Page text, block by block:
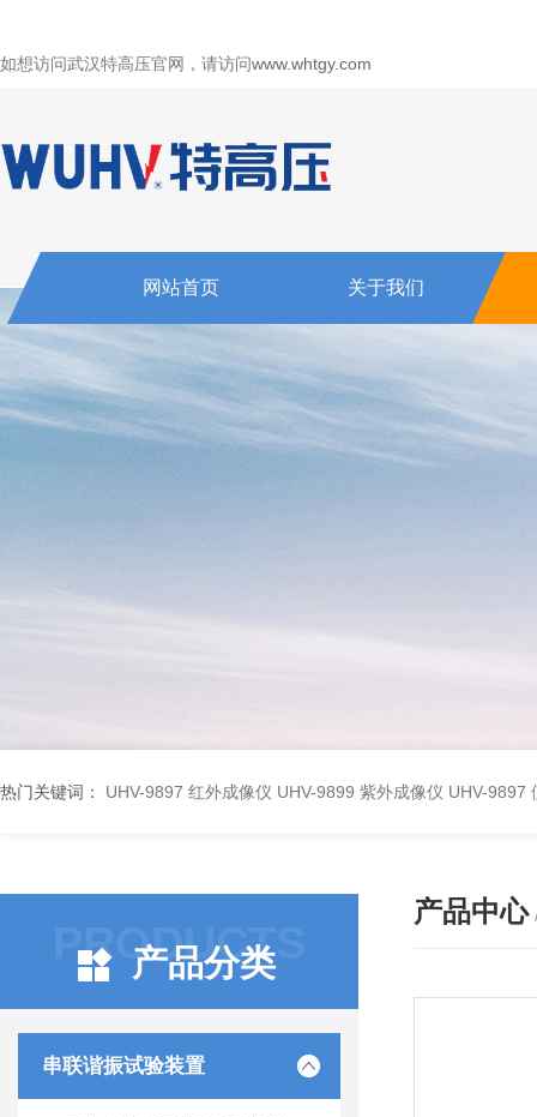
如想访问武汉特高压官网，请访问www.whtgy.com
网站首页 关于我们
热门关键词： UHV-9897 红外成像仪 UHV-9899 紫外成像仪 UHV-9897
PRODUCTS
产品分类
串联谐振试验装置
产品中心